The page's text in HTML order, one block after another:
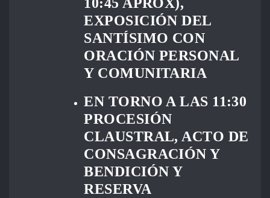
EXPOSICIÓN DEL
SANTÍSIMO CON
ORACIÓN PERSONAL
Y COMUNITARIA
EN TORNO A LAS 11:30
PROCESIÓN
CLAUSTRAL, ACTO DE
CONSAGRACIÓN Y
BENDICIÓN Y
RESERVA